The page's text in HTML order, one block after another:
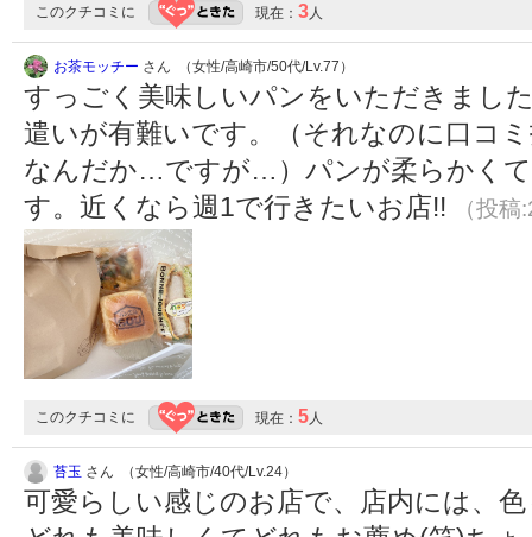
このクチコミに 現在： 3人
お茶モッチー さん （女性/高崎市/50代/Lv.77）
すっごく美味しいパンをいただきまし
遣いが有難いです。（それなのに口コ
なんだか…ですが…）パンが柔らかく
す。近くなら週1で行きたいお店!!
（投
このクチコミに 現在： 5人
苔玉 さん （女性/高崎市/40代/Lv.24）
可愛らしい感じのお店で、店内には、